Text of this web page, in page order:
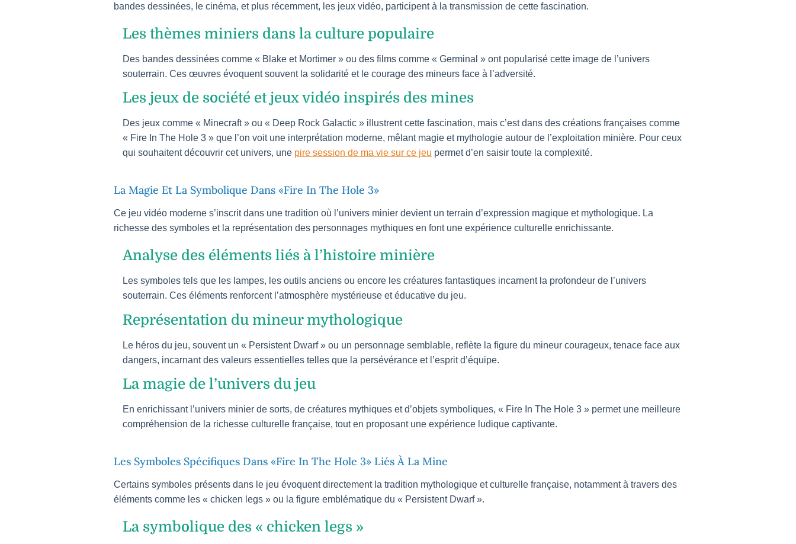
bandes dessinées, le cinéma, et plus récemment, les jeux vidéo, participent à la transmission de cette fascination.
Les thèmes miniers dans la culture populaire
Des bandes dessinées comme « Blake et Mortimer » ou des films comme « Germinal » ont popularisé cette image de l’univers
souterrain. Ces œuvres évoquent souvent la solidarité et le courage des mineurs face à l’adversité.
Les jeux de société et jeux vidéo inspirés des mines
Des jeux comme « Minecraft » ou « Deep Rock Galactic » illustrent cette fascination, mais c’est dans des créations françaises comme
« Fire In The Hole 3 » que l’on voit une interprétation moderne, mêlant magie et mythologie autour de l’exploitation minière. Pour ceux
qui souhaitent découvrir cet univers, une pire session de ma vie sur ce jeu permet d’en saisir toute la complexité.
La Magie Et La Symbolique Dans «Fire In The Hole 3»
Ce jeu vidéo moderne s’inscrit dans une tradition où l’univers minier devient un terrain d’expression magique et mythologique. La
richesse des symboles et la représentation des personnages mythiques en font une expérience culturelle enrichissante.
Analyse des éléments liés à l’histoire minière
Les symboles tels que les lampes, les outils anciens ou encore les créatures fantastiques incarnent la profondeur de l’univers
souterrain. Ces éléments renforcent l’atmosphère mystérieuse et éducative du jeu.
Représentation du mineur mythologique
Le héros du jeu, souvent un « Persistent Dwarf » ou un personnage semblable, reflète la figure du mineur courageux, tenace face aux
dangers, incarnant des valeurs essentielles telles que la persévérance et l’esprit d’équipe.
La magie de l’univers du jeu
En enrichissant l’univers minier de sorts, de créatures mythiques et d’objets symboliques, « Fire In The Hole 3 » permet une meilleure
compréhension de la richesse culturelle française, tout en proposant une expérience ludique captivante.
Les Symboles Spécifiques Dans «Fire In The Hole 3» Liés À La Mine
Certains symboles présents dans le jeu évoquent directement la tradition mythologique et culturelle française, notamment à travers des
éléments comme les « chicken legs » ou la figure emblématique du « Persistent Dwarf ».
La symbolique des « chicken legs »